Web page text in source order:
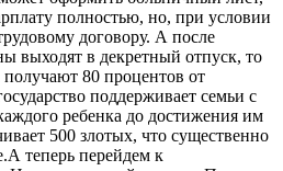
полностью, но, при условии
договору. А после
выходят в декретный отпуск, то
80 процентов от
поддерживает семьи с
ребенка до достижения им
500 злотых, что существенно
теперь перейдем к